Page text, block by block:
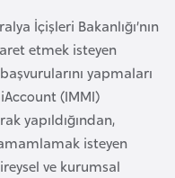
İçişleri Bakanlığı’nın
etmek isteyen
yapmaları
(IMMI)
yapıldığından,
isteyen
ve kurumsal